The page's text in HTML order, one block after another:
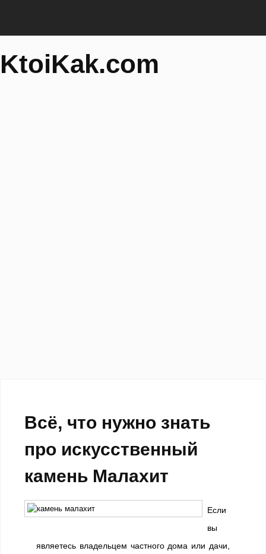
KtoiKak.com
Всё, что нужно знать
про искусственный
камень Малахит
Если
вы
являетесь владельцем частного дома или дачи,